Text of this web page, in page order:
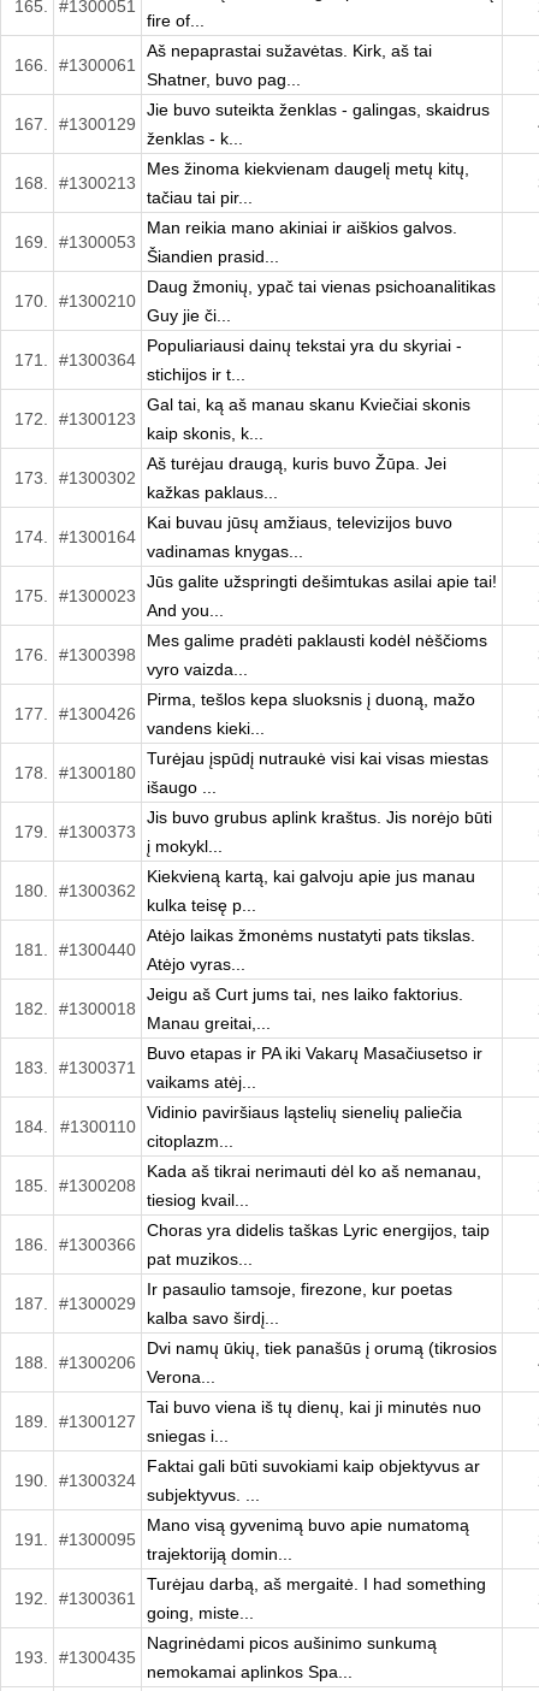
165. #1300051
fire of...
166. #1300061
Aš nepaprastai sužavėtas. Kirk, aš tai
Shatner, buvo pag...
167. #1300129
Jie buvo suteikta ženklas - galingas, skaidrus
ženklas - k...
168. #1300213
Mes žinoma kiekvienam daugelį metų kitų,
tačiau tai pir...
169. #1300053
Man reikia mano akiniai ir aiškios galvos.
Šiandien prasid...
170. #1300210
Daug žmonių, ypač tai vienas psichoanalitikas
Guy jie či...
171. #1300364
Populiariausi dainų tekstai yra du skyriai -
stichijos ir t...
172. #1300123
Gal tai, ką aš manau skanu Kviečiai skonis
kaip skonis, k...
173. #1300302
Aš turėjau draugą, kuris buvo Žūpa. Jei
kažkas paklaus...
174. #1300164
Kai buvau jūsų amžiaus, televizijos buvo
vadinamas knygas...
175. #1300023
Jūs galite užspringti dešimtukas asilai apie tai!
And you...
176. #1300398
Mes galime pradėti paklausti kodėl nėščioms
vyro vaizda...
177. #1300426
Pirma, tešlos kepa sluoksnis į duoną, mažo
vandens kieki...
178. #1300180
Turėjau įspūdį nutraukė visi kai visas miestas
išaugo ...
179. #1300373
Jis buvo grubus aplink kraštus. Jis norėjo būti
į mokykl...
180. #1300362
Kiekvieną kartą, kai galvoju apie jus manau
kulka teisę p...
181. #1300440
Atėjo laikas žmonėms nustatyti pats tikslas.
Atėjo vyras...
182. #1300018
Jeigu aš Curt jums tai, nes laiko faktorius.
Manau greitai,...
183. #1300371
Buvo etapas ir PA iki Vakarų Masačiusetso ir
vaikams atėj...
184. #1300110
Vidinio paviršiaus ląstelių sienelių paliečia
citoplazm...
185. #1300208
Kada aš tikrai nerimauti dėl ko aš nemanau,
tiesiog kvail...
186. #1300366
Choras yra didelis taškas Lyric energijos, taip
pat muzikos...
187. #1300029
Ir pasaulio tamsoje, firezone, kur poetas
kalba savo širdį...
188. #1300206
Dvi namų ūkių, tiek panašūs į orumą (tikrosios
Verona...
189. #1300127
Tai buvo viena iš tų dienų, kai ji minutės nuo
sniegas i...
190. #1300324
Faktai gali būti suvokiami kaip objektyvus ar
subjektyvus. ...
191. #1300095
Mano visą gyvenimą buvo apie numatomą
trajektoriją domin...
192. #1300361
Turėjau darbą, aš mergaitė. I had something
going, miste...
193. #1300435
Nagrinėdami picos aušinimo sunkumą
nemokamai aplinkos Spa...